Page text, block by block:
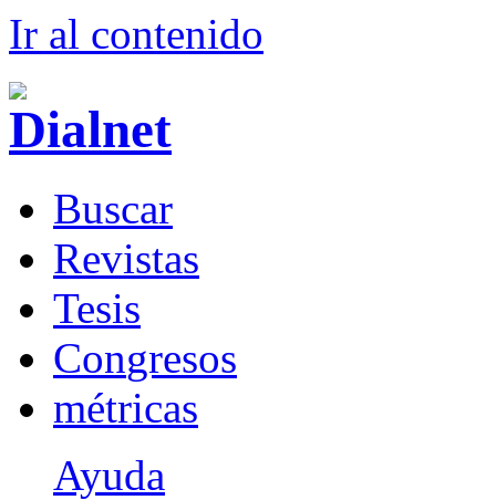
Ir al contenido
Buscar
Revistas
Tesis
Congresos
métricas
Ayuda